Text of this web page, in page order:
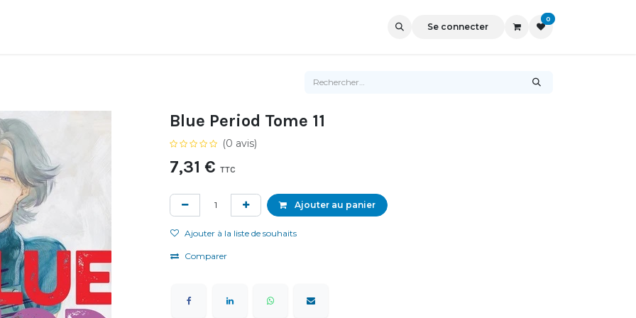
Se connecter
0
Blue Period Tome 11
(0 avis)
7,31 € TTC
Ajouter au panier
Ajouter à la liste de souhaits
Comparer